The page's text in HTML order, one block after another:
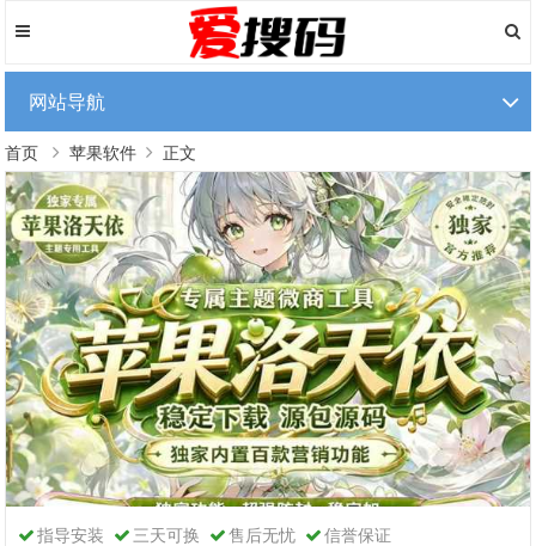
网站导航
首页 苹果软件 正文
指导安装 三天可换 售后无忧 信誉保证